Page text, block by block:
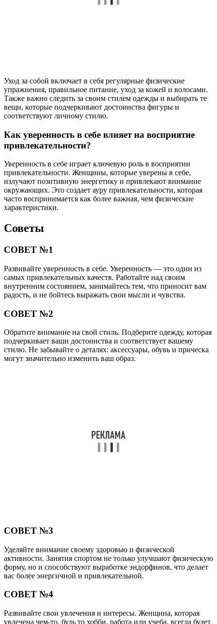
Уход за собой включает в себя регулярные физические
упражнения, правильное питание, уход за кожей и волосами.
Также важно следить за своим стилем одежды и выбирать те
вещи, которые подчеркивают достоинства фигуры и
соответствуют личному стилю.
Как уверенность в себе влияет на восприятие
привлекательности?
Уверенность в себе играет ключевую роль в восприятии
привлекательности. Женщины, которые уверены в себе,
излучают позитивную энергетику и привлекают внимание
окружающих. Это создает ауру привлекательности, которая
часто воспринимается как более важная, чем физические
характеристики.
Советы
СОВЕТ №1
Развивайте уверенность в себе. Уверенность — это один из
самых привлекательных качеств. Работайте над своим
внутренним состоянием, занимайтесь тем, что приносит вам
радость, и не бойтесь выражать свои мысли и чувства.
СОВЕТ №2
Обратите внимание на свой стиль. Подберите одежду, которая
подчеркивает ваши достоинства и соответствует вашему
стилю. Не забывайте о деталях: аксессуары, обувь и прическа
могут значительно изменить ваш образ.
СОВЕТ №3
Уделяйте внимание своему здоровью и физической
активности. Занятия спортом не только улучшают физическую
форму, но и способствуют выработке эндорфинов, что делает
вас более энергичной и привлекательной.
СОВЕТ №4
Развивайте свои увлечения и интересы. Женщина, которая
увлечена чем-то, будь то хобби, работа или учеба, всегда будет